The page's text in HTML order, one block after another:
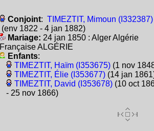
Conjoint: TIMEZTIT, Mimoun (I332387)
(env 1822 - 4 jan 1882)
Mariage: 24 jan 1850 : Alger Algérie
Française ALGÉRIE
Enfants:
TIMEZTIT, Haïm (I353675)(1 nov
TIMEZTIT, Élie (I353677)(14 jan
TIMEZTIT, David (I353678)(10 oct
- 25 nov 1866)